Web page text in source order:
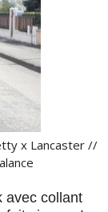
x Lancaster //
avec collant